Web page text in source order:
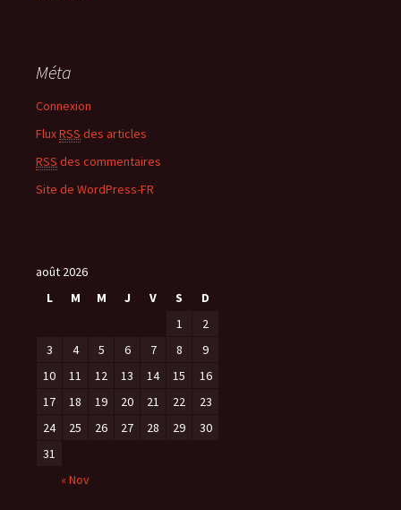
Méta
Connexion
FluxRSS des articles
RSS des commentaires
Site de WordPress-FR
août 2026
L
M M J V S D
« Nov
1
2
3
4 5 6 7 8
9
10
11 12 13 14 15
16
17
18 19 20 21 22
23
24
25 26 27 28 29
30
31